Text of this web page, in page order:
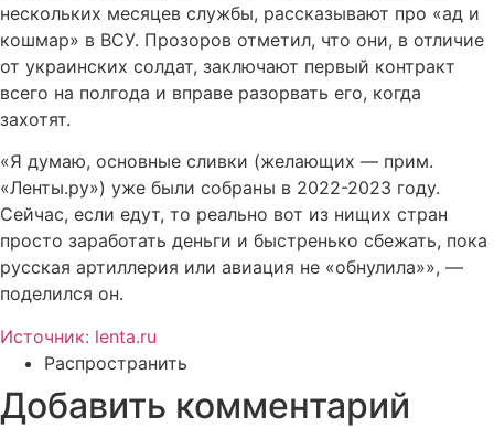
нескольких месяцев службы, рассказывают про «ад и
кошмар» в ВСУ. Прозоров отметил, что они, в отличие
от украинских солдат, заключают первый контракт
всего на полгода и вправе разорвать его, когда
захотят.
«Я думаю, основные сливки (желающих — прим.
«Ленты.ру») уже были собраны в 2022-2023 году.
Сейчас, если едут, то реально вот из нищих стран
просто заработать деньги и быстренько сбежать, пока
русская артиллерия или авиация не «обнулила»», —
поделился он.
Источник: lenta.ru
Распространить
Добавить комментарий